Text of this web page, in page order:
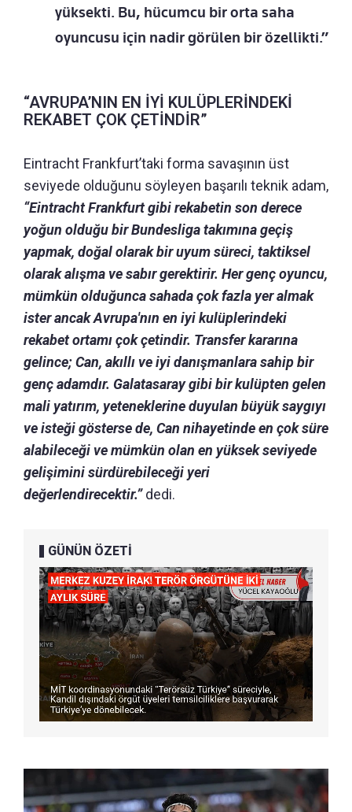
yüksekti. Bu, hücumcu bir orta saha
oyuncusu için nadir görülen bir özellikti.”
“AVRUPA’NIN EN İYİ KULÜPLERİNDEKİ
REKABET ÇOK ÇETİNDİR”
Eintracht Frankfurt’taki forma savaşının üst
seviyede olduğunu söyleyen başarılı teknik adam,
“Eintracht Frankfurt gibi rekabetin son derece
yoğun olduğu bir Bundesliga takımına geçiş
yapmak, doğal olarak bir uyum süreci, taktiksel
olarak alışma ve sabır gerektirir. Her genç oyuncu,
mümkün olduğunca sahada çok fazla yer almak
ister ancak Avrupa'nın en iyi kulüplerindeki
rekabet ortamı çok çetindir. Transfer kararına
gelince; Can, akıllı ve iyi danışmanlara sahip bir
genç adamdır. Galatasaray gibi bir kulüpten gelen
mali yatırım, yeteneklerine duyulan büyük saygıyı
ve isteği gösterse de, Can nihayetinde en çok süre
alabileceği ve mümkün olan en yüksek seviyede
gelişimini sürdürebileceği yeri
değerlendirecektir.” dedi.
GÜNÜN ÖZETİ